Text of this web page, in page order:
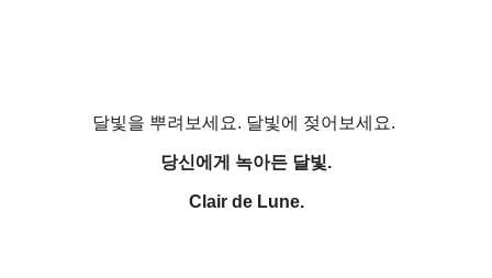
달빛을 뿌려보세요. 달빛에 젖어보세요.
당신에게 녹아든 달빛.
Clair de Lune.